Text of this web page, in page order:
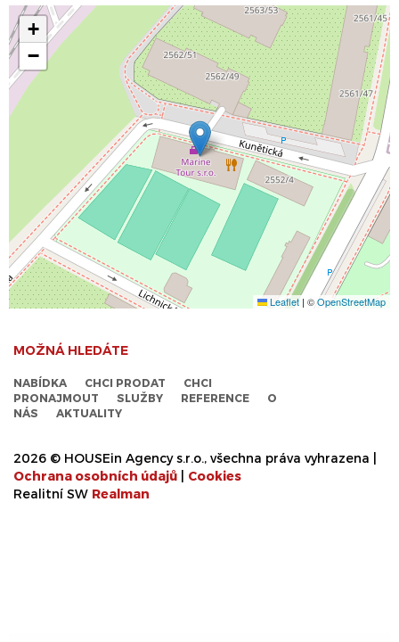
+
−
Leaflet | ©OpenStreetMap
MOŽNÁ HLEDÁTE
NABÍDKA CHCI PRODAT
CHCI
PRONAJMOUT
SLUŽBY REFERENCE
O
NÁS
AKTUALITY
2026 © HOUSEin Agency s.r.o., všechna práva vyhrazena |
Ochrana osobních údajů
Cookies
Realitní SW Realman